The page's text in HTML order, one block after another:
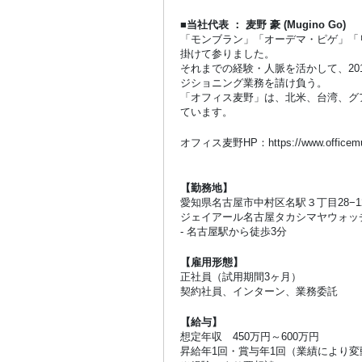
■当社代表 ： 麦野 豪 (Mugino Go)
「モンブラン」「オーデマ・ピゲ」
掛けて参りました。
それまでの経験・人脈を活かして、
ジショニング業務を請け負う。
「オフィス麦野」は、北米、台湾、
ています。
オフィス麦野HP：https://
【勤務地】
愛知県名古屋市中村区名駅３丁目
ジェイアール名古屋タカシマヤウォッ
- 名古屋駅から徒歩3分
【雇用形態】
正社員（試用期間3ヶ月）
契約社員、インターン、業務委託
【給与】
想定年収 450万円～600万円
昇給年1回・賞与年1回（業績により